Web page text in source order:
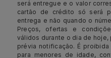
será entregue e o valor
cartão de crédito só será
entrega e não quando o
Preços, ofertas e
válidos durante o dia de
prévia notificação. É
para menores de idade,